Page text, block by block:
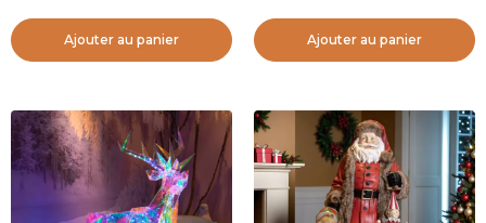
Ajouter au panier Ajouter au panier